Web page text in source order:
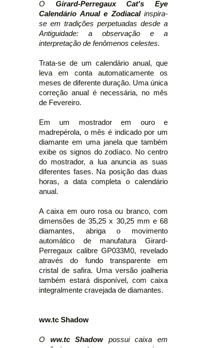
O Girard-Perregaux Cat's Eye
Calendário Anual e Zodiacalinspira-
se em tradições perpetuadas desde a
Antiguidade: a observação e a
interpretação de fenômenos celestes.
Trata-se de um calendário anual, que
leva em conta automaticamente os
meses de diferente duração. Uma única
correção anual é necessária, no mês
de Fevereiro.
Em um mostrador em ouro e
madrepérola, o mês é indicado por um
diamante em uma janela que também
exibe os signos do zodíaco. No centro
do mostrador, a lua anuncia as suas
diferentes fases. Na posição das duas
horas, a data completa o calendário
anual.
A caixa em ouro rosa ou branco, com
dimensões de 35,25 x 30,25 mm e 68
diamantes, abriga o movimento
automático de manufatura Girard-
Perregaux calibre GP033M0, revelado
através do fundo transparente em
cristal de safira. Uma versão joalheria
também estará disponível, com caixa
integralmente cravejada de diamantes.
ww.tc Shadow
O ww.tc Shadowpossui caixa em